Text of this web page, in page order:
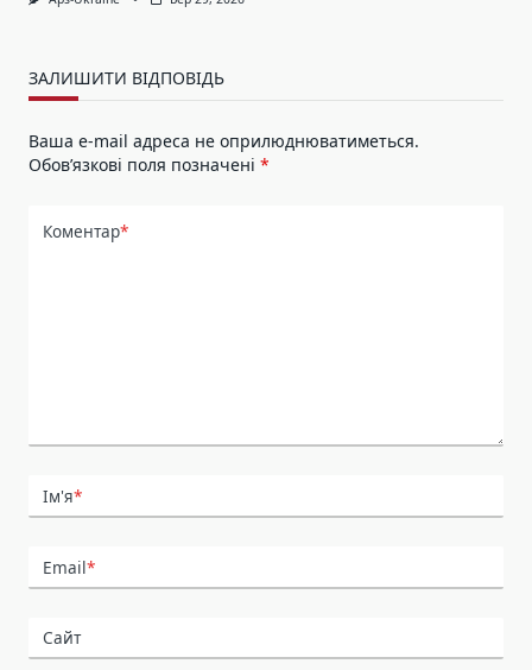
ЗАЛИШИТИ ВІДПОВІДЬ
Ваша e-mail адреса не оприлюднюватиметься.
Обов’язкові поля позначені *
Коментар*
Ім'я*
Email*
Сайт